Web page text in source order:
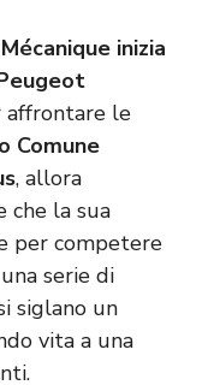
inizia
affrontare le
Comune
, allora
che la sua
per competere
serie di
siglano un
vita a una